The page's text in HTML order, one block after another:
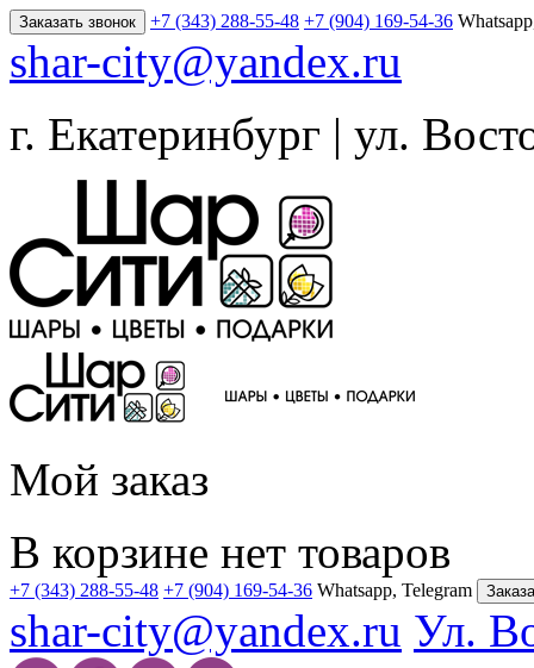
Заказать звонок +7 (343) 288-55-48 +7 (904) 169-54-36
shar-city@yandex.ru
г. Екатеринбург | ул.
Мой заказ
В корзине нет товаров
+7 (343) 288-55-48 +7 (904) 169-54-36 Whatsapp, Telegram
shar-city@yandex.ru Ул.